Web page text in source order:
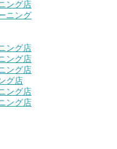
ング店
ニング
ング店
ング店
ング店
グ店
ング店
ング店